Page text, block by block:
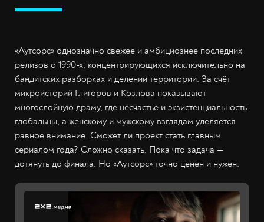
«Аутсорс» однозначно свежее и амбициознее последних
релизов о 1990-х, концентрирующихся исключительно на
бандитских разборках и делении территории. За счёт
микроисторий Глигоров и Козлова показывают
многослойную драму, где несчастье и экзистенциальность
глобальны, а женскому и мужскому взглядам уделяется
равное внимание. Сможет ли проект стать главным
сериалом года? Сложно сказать. Пока что задача —
дотянуть до финала. Но «Аутсорс» точно ценен и нужен.